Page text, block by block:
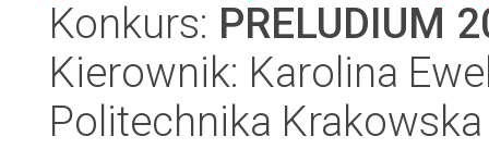
Konkurs: PRELUDIUM
Kierownik: Karolina
Politechnika